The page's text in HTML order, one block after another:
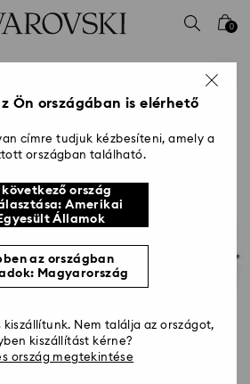
0
Ön országában is elérhető
címre tudjuk kézbesíteni, amely a
országban található.
következő ország
Amerikai
Egyesült Államok
az országban
Magyarország
kiszállítunk. Nem találja az országot,
kiszállítást kérne?
ország megtekintése